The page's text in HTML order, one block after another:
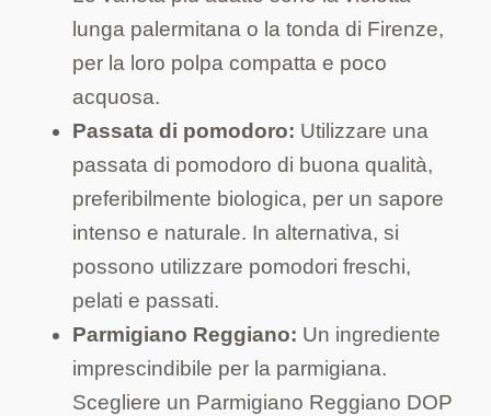
lunga palermitana o la tonda di Firenze,
per la loro polpa compatta e poco
acquosa.
Passata di pomodoro: Utilizzare una
passata di pomodoro di buona qualità,
preferibilmente biologica, per un sapore
intenso e naturale. In alternativa, si
possono utilizzare pomodori freschi,
pelati e passati.
Parmigiano Reggiano: Un ingrediente
imprescindibile per la parmigiana.
Scegliere un Parmigiano Reggiano DOP